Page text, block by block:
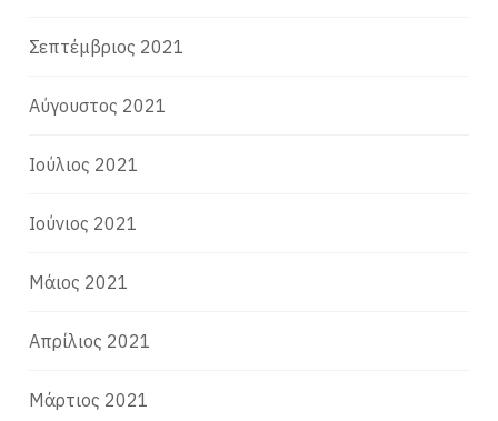
Σεπτέμβριος 2021
Αύγουστος 2021
Ιούλιος 2021
Ιούνιος 2021
Μάιος 2021
Απρίλιος 2021
Μάρτιος 2021